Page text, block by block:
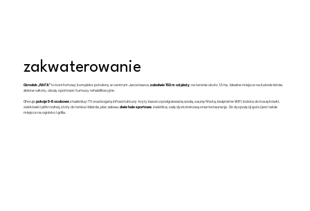
zakwaterowanie
Ośrodek „RAFA”to komfortowy kompleks położony w centrum Jarosławca, zaledwie 150 m od plaży, na terenie około 1,5 ha. Idealne miejsce na kolonie letnie,
zielone szkoły, obozy sportowe i turnusy rehabilitacyjne.
Oferujepokoje 5-6 osobowez łazienką i TV oraz bogatą infrastrukturę: kryty basen z podgrzewaną wodą, saunę fińską, bezpłatne WiFi, boiska do koszykówki,
siatkówki i piłki nożnej, stoły do tenisa i bilarda, plac zabaw, dwie hale sportowe, świetlicę, salę dyskotekową oraz restaurację. Do dyspozycji gości jest także
miejsce na ognisko i grilla.